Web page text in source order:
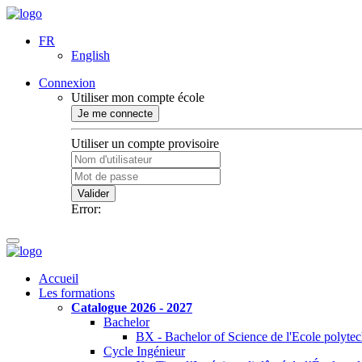
FR
English
Connexion
Utiliser mon compte école
Je me connecte
Utiliser un compte provisoire
Valider
Error:
Accueil
Les formations
Catalogue 2026 - 2027
Bachelor
BX - Bachelor of Science de l'Ecole
Cycle Ingénieur